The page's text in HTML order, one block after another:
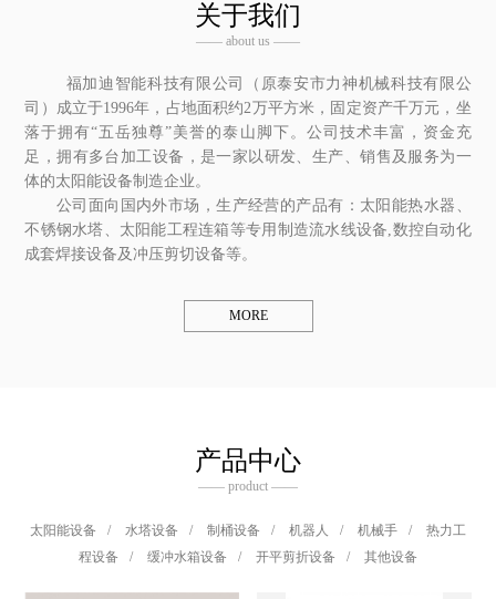
关于我们
—— about us ——
福加迪智能科技有限公司（原泰安市力神机械科技有限公
司）成立于1996年，占地面积约2万平方米，固定资产千万元，坐
落于拥有“五岳独尊”美誉的泰山脚下。公司技术丰富，资金充
足，拥有多台加工设备，是一家以研发、生产、销售及服务为一
体的太阳能设备制造企业。
公司面向国内外市场，生产经营的产品有：太阳能热水器、
不锈钢水塔、太阳能工程连箱等专用制造流水线设备,数控自动化
成套焊接设备及冲压剪切设备等。
MORE
产品中心
—— product ——
太阳能设备 / 水塔设备 / 制桶设备 / 机器人 / 机械手 /
热力工
程设备
/ 缓冲水箱设备 / 开平剪折设备 / 其他设备